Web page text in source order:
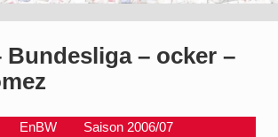
Bundesliga – ocker –
EnBW Saison 2006/07